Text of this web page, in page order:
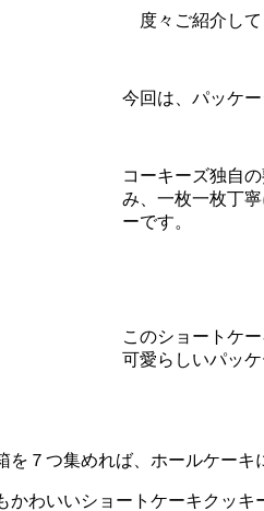
度々ご紹介して
今回は、パッケ
コーキーズ独自
み、一枚一枚丁
ーです。
このショートケ
可愛らしいパッ
を７つ集めれば、ホールケーキ
かわいいショートケーキクッキ